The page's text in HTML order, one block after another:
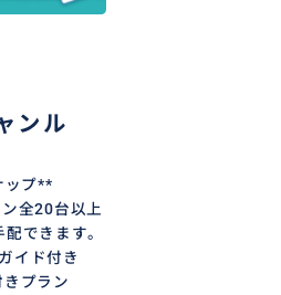
ンル
ップ**
全20台以上
できます。
イド付き
プラン